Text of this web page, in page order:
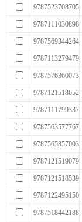
9787523708705
9787111030898
9787569344264
9787113279479
9787576360073
9787121518652
9787111799337
9787563577767
9787565857003
9787121519079
9787121518539
9787122495150
9787518442188